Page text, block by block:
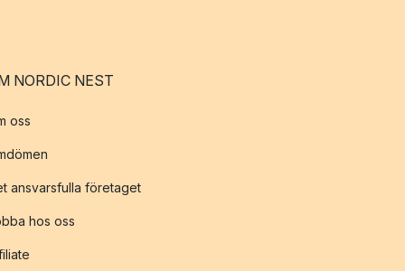
NORDIC NEST
oss
ansvarsfulla företaget
hos oss